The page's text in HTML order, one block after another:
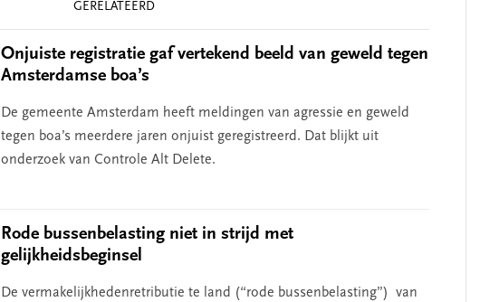
GERELATEERD
Onjuiste registratie gaf vertekend beeld van geweld tegen
Amsterdamse boa’s
De gemeente Amsterdam heeft meldingen van agressie en geweld
tegen boa’s meerdere jaren onjuist geregistreerd. Dat blijkt uit
onderzoek van Controle Alt Delete.
Rode bussenbelasting niet in strijd met
gelijkheidsbeginsel
De vermakelijkhedenretributie te land (“rode bussenbelasting”) van